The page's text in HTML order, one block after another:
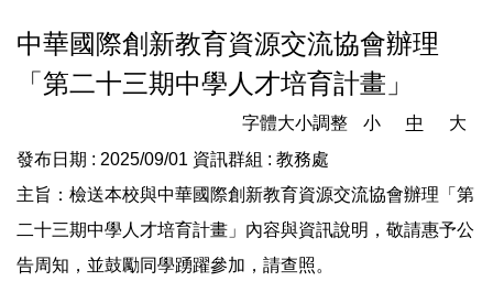
中華國際創新教育資源交流協會辦理
「第二十三期中學人才培育計畫」
字體大小調整 小 中
大
發布日期 : 2025/09/01 資訊群組 : 教務處
主旨：檢送本校與中華國際創新教育資源交流協會辦理「第
二十三期中學人才培育計畫」內容與資訊說明，敬請惠予公
告周知，並鼓勵同學踴躍參加，請查照。